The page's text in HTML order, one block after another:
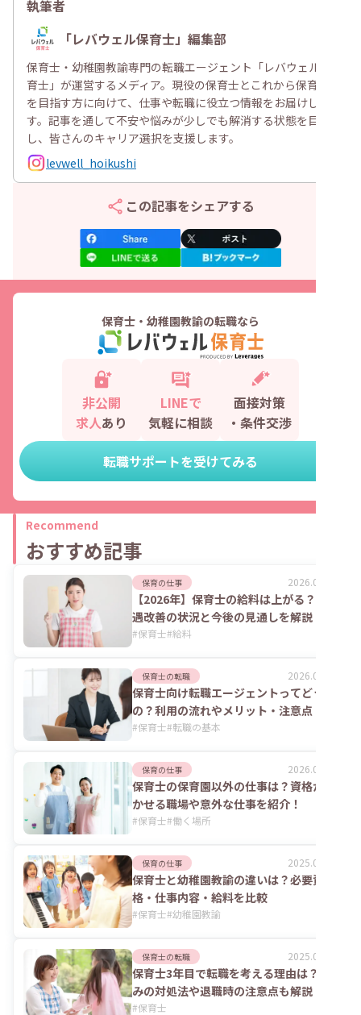
執筆者
「レバウェル保育士」編集部
保育士・幼稚園教諭専門の転職エージェント「レバウェル保
育士」が運営するメディア。現役の保育士とこれから保育士
を目指す方に向けて、仕事や転職に役立つ情報をお届けしま
す。記事を通して不安や悩みが少しでも解消する状態を目指
し、皆さんのキャリア選択を支援します。
levwell_hoikushi
この記事をシェアする
保育士・幼稚園教諭の転職なら
非公開
求人あり
LINEで
気軽に相談
面接対策
・条件交渉
転職サポートを受けてみる
Recommend
おすすめ記事
保育の仕事 2026.08.06
【2026年】保育士の給料は上がる？処
遇改善の状況と今後の見通しを解説
#保育士#給料
保育士の転職 2026.08.06
保育士向け転職エージェントってどうな
の？利用の流れやメリット・注意点
#保育士#転職の基本
保育の仕事 2026.07.24
保育士の保育園以外の仕事は？資格が活
かせる職場や意外な仕事を紹介！
#保育士#働く場所
保育の仕事 2025.06.02
保育士と幼稚園教諭の違いは？必要資
格・仕事内容・給料を比較
#保育士#幼稚園教諭
保育士の転職 2025.06.02
保育士3年目で転職を考える理由は？悩
みの対処法や退職時の注意点も解説
#保育士